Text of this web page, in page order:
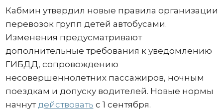
Кабмин утвердил новые правила организации
перевозок групп детей автобусами.
Изменения предусматривают
дополнительные требования к уведомлению
ГИБДД, сопровождению
несовершеннолетних пассажиров, ночным
поездкам и допуску водителей. Новые нормы
начнут действовать с 1 сентября.